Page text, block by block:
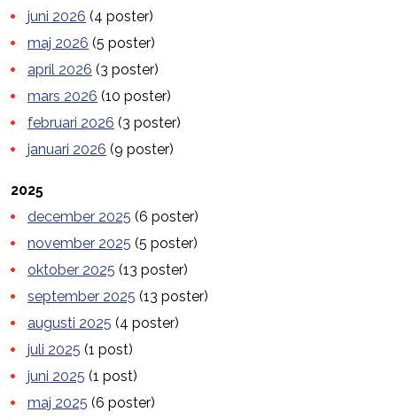
juni 2026 (4 poster)
maj 2026 (5 poster)
april 2026 (3 poster)
mars 2026 (10 poster)
februari 2026 (3 poster)
januari 2026 (9 poster)
2025
december 2025 (6 poster)
november 2025 (5 poster)
oktober 2025 (13 poster)
september 2025 (13 poster)
augusti 2025 (4 poster)
juli 2025 (1 post)
juni 2025 (1 post)
maj 2025 (6 poster)